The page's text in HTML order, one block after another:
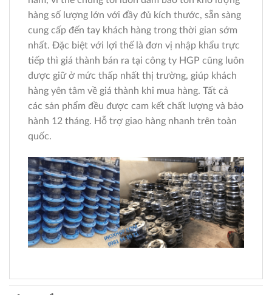
hàng số lượng lớn với đầy đủ kích thước, sẵn sàng
cung cấp đến tay khách hàng trong thời gian sớm
nhất. Đặc biệt với lợi thế là đơn vị nhập khẩu trực
tiếp thì giá thành bán ra tại công ty HGP cũng luôn
được giữ ở mức thấp nhất thị trường, giúp khách
hàng yên tâm về giá thành khi mua hàng. Tất cả
các sản phẩm đều được cam kết chất lượng và bảo
hành 12 tháng. Hỗ trợ giao hàng nhanh trên toàn
quốc.